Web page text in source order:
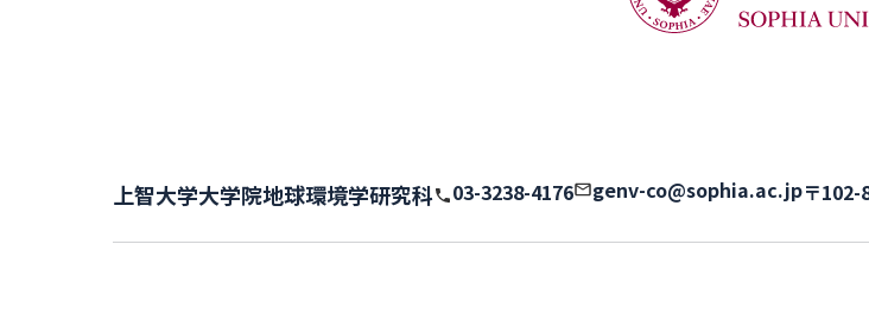
上智大学大学院地球環境学研究科 03-3238-4176 genv-co@sophia.ac.jp〒102-